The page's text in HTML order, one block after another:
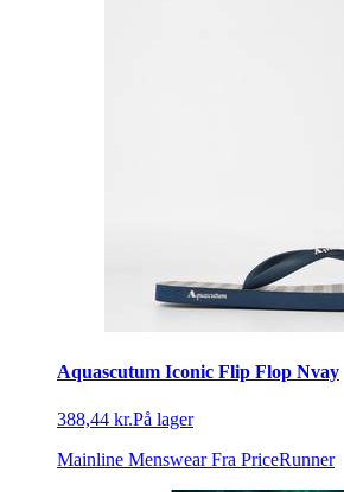
Aquascutum Iconic Flip Flop Nvay
388,44 kr.På lager
Mainline Menswear Fra PriceRunner